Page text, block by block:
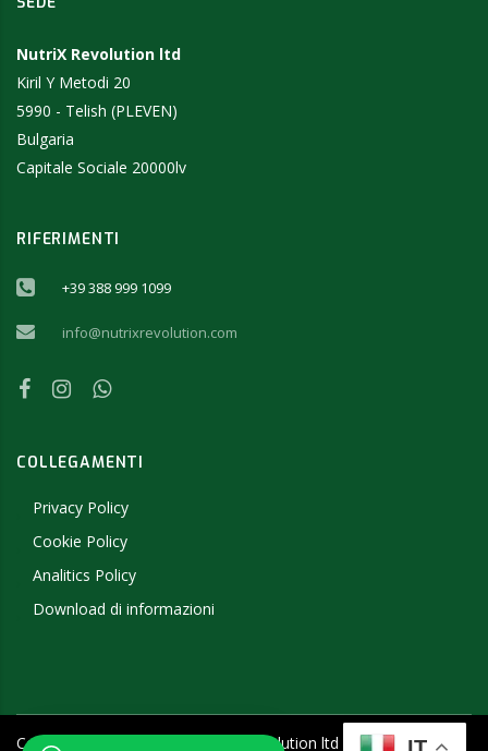
NutriX Revolution ltd
Kiril Y Metodi 20
5990 - Telish (PLEVEN)
Bulgaria
Capitale Sociale 20000lv
RIFERIMENTI
+39 388 999 1099
info@nutrixrevolution.com
COLLEGAMENTI
Privacy Policy
Cookie Policy
Analitics Policy
Download di informazioni
Copyright © - 2019 NutriX Revolution ltd - P.IVA